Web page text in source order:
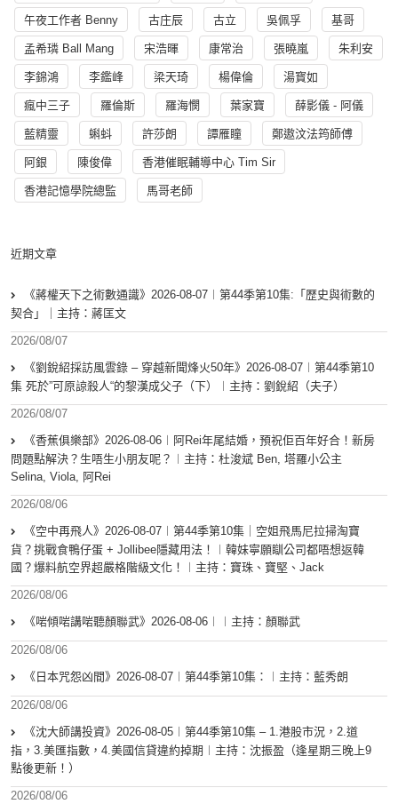
午夜工作者 Benny 古庄辰 古立 吳佩孚 基哥
孟希璘 Ball Mang 宋浩暉 康常治 張曉嵐 朱利安
李錦鴻 李鑑峰 梁天琦 楊偉倫 湯寳如
瘋中三子 羅倫斯 羅海憫 葉家寶 薛影儀 - 阿儀
藍精靈 蝌蚪 許莎朗 譚雁瞳 鄭遨汶法筠師傅
阿銀 陳俊偉 香港催眠輔導中心 Tim Sir
香港記憶學院總監 馬哥老師
近期文章
《蔣權天下之術數通識》2026-08-07︱第44季第10集:「歴史與術數的
契合」｜主持：蔣匡文
2026/08/07
《劉銳紹採訪風雲錄 – 穿越新聞烽火50年》2026-08-07︱第44季第10
集 死於”可原諒殺人“的黎漢成父子（下）︱主持：劉銳紹（夫子）
2026/08/07
《香蕉俱樂部》2026-08-06︱阿Rei年尾結婚，預祝佢百年好合！新房
問題點解決？生唔生小朋友呢？︱主持：杜浚斌 Ben, 塔羅小公主
Selina, Viola, 阿Rei
2026/08/06
《空中再飛人》2026-08-07︱第44季第10集｜空姐飛馬尼拉掃淘寶
貨？挑戰食鴨仔蛋 + Jollibee隱藏用法！︱韓妹寧願瞓公司都唔想返韓
國？爆料航空界超嚴格階級文化！︱主持：寶珠、寶堅、Jack
2026/08/06
《啱傾啱講啱聽顏聯武》2026-08-06︱︱主持：顏聯武
2026/08/06
《日本咒怨凶間》2026-08-07︱第44季第10集：︱主持：藍秀朗
2026/08/06
《沈大師講投資》2026-08-05︱第44季第10集 – 1.港股市況，2.道
指，3.美匯指數，4.美國信貸違約掉期︱主持：沈振盈（逢星期三晚上9
點後更新！）
2026/08/06